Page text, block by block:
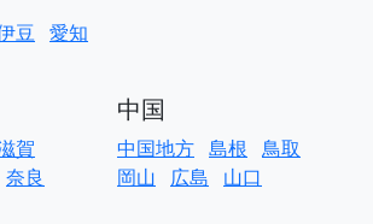
豆 愛知
賀
奈良
中国
中国地方 島根 鳥取
岡山
広島 山口